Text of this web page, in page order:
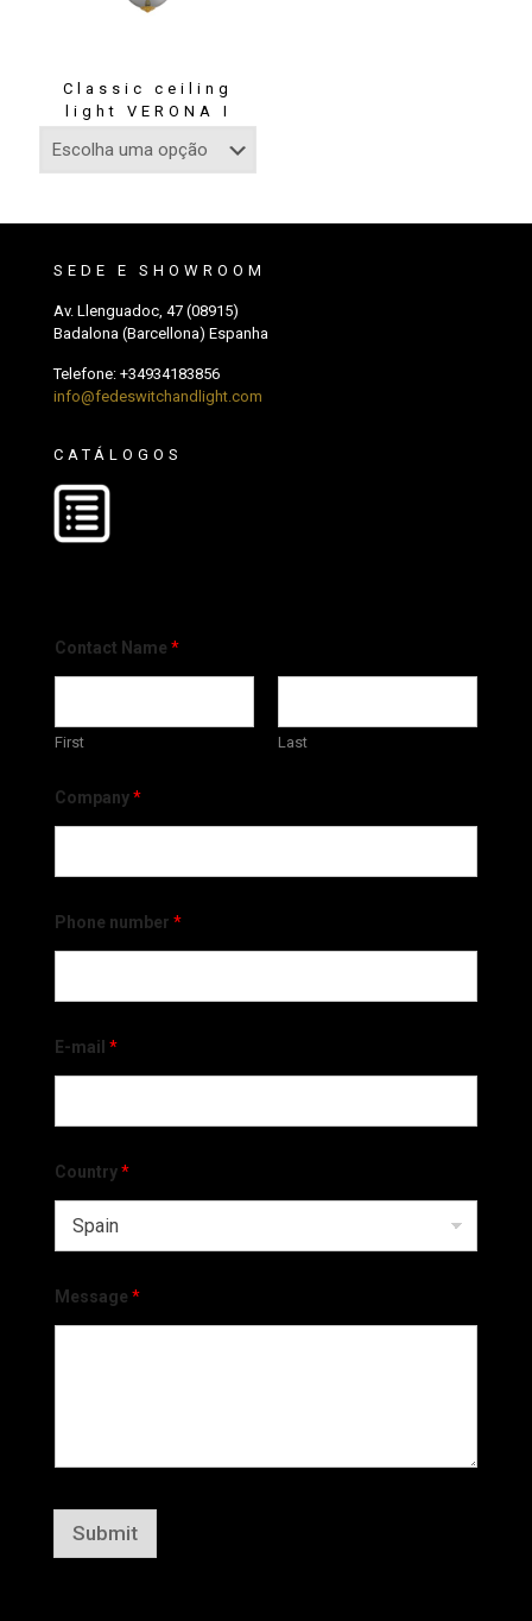
Classic ceiling
light VERONA I
SEDE E SHOWROOM
Av. Llenguadoc, 47 (08915)
Badalona (Barcellona) Espanha
Telefone: +34934183856
info@fedeswitchandlight.com
CATÁLOGOS
Contact Name *
First Last
Company*
Phone number *
E-mail *
Country*
Message *
Submit